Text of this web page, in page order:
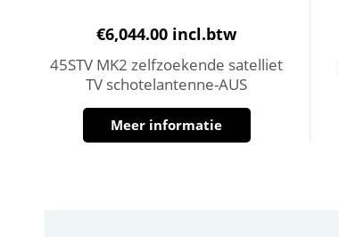
€6,044.00 incl.btw
45STV MK2 zelfzoekende satelliet
TV schotelantenne-AUS
Meer informatie